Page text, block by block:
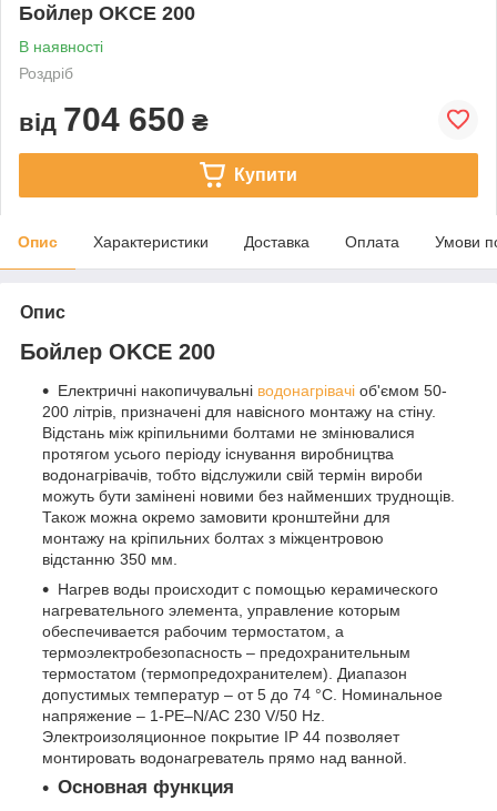
Бойлер OKCE 200
В наявності
Роздріб
від 704 650 ₴
Купити
Опис Характеристики Доставка Оплата Умови
Опис
Бойлер OKCE 200
Електричні накопичувальні водонагрівачі об'ємом 50-
200 літрів, призначені для навісного монтажу на стіну.
Відстань між кріпильними болтами не змінювалися
протягом усього періоду існування виробництва
водонагрівачів, тобто відслужили свій термін вироби
можуть бути замінені новими без найменших труднощів.
Також можна окремо замовити кронштейни для
монтажу на кріпильних болтах з міжцентровою
відстанню 350 мм.
Нагрев воды происходит с помощью керамического
нагревательного элемента, управление которым
обеспечивается рабочим термостатом, а
термоэлектробезопасность – предохранительным
термостатом (термопредохранителем). Диапазон
допустимых температур – от 5 до 74 °С. Номинальное
напряжение – 1-PE–N/AC 230 V/50 Hz.
Электроизоляционное покрытие IP 44 позволяет
монтировать водонагреватель прямо над ванной.
Основная функция